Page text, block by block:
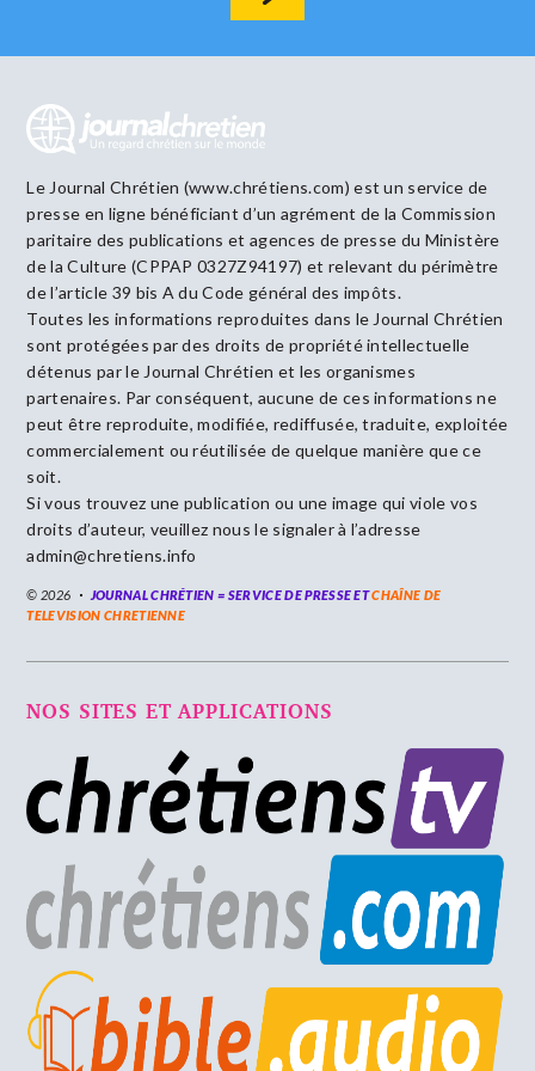
Le Journal Chrétien (www.chrétiens.com) est un service de
presse en ligne bénéficiant d’un agrément de la Commission
paritaire des publications et agences de presse du Ministère
de la Culture (CPPAP 0327Z94197) et relevant du périmètre
de l’article 39 bis A du Code général des impôts.
Toutes les informations reproduites dans le Journal Chrétien
sont protégées par des droits de propriété intellectuelle
détenus par le Journal Chrétien et les organismes
partenaires. Par conséquent, aucune de ces informations ne
peut être reproduite, modifiée, rediffusée, traduite, exploitée
commercialement ou réutilisée de quelque manière que ce
soit.
Si vous trouvez une publication ou une image qui viole vos
droits d’auteur, veuillez nous le signaler à l’adresse
admin@chretiens.info
© 2026 JOURNAL CHRÉTIEN = SERVICE DE PRESSE ETCHAÎNE DE
TELEVISION CHRETIENNE
NOS SITES ET APPLICATIONS